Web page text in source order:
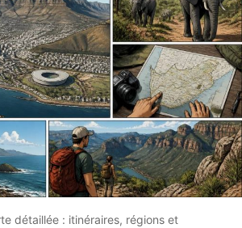
détaillée : itinéraires, régions et